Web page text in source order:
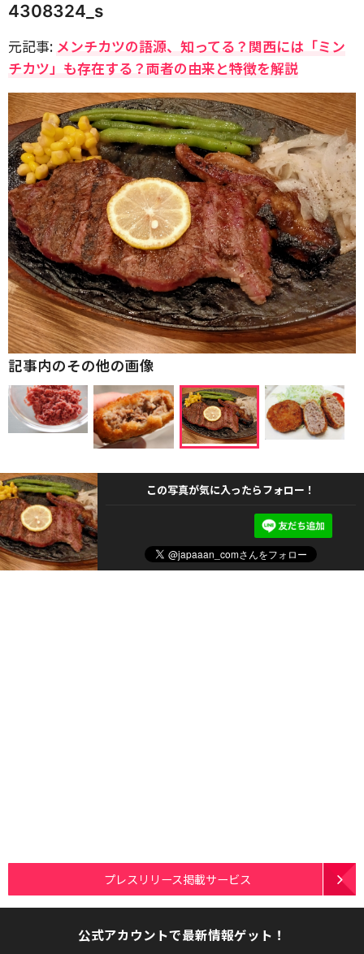
4308324_s
元記事: メンチカツの語源、知ってる？関西には「ミン
チカツ」も存在する？両者の由来と特徴を解説
記事内のその他の画像
この写真が気に入ったらフォロー！
プレスリリース掲載サービス
公式アカウントで最新情報ゲット！